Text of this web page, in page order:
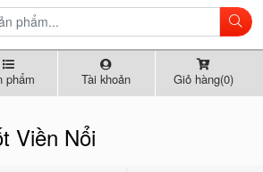
phẩm Tài khoản Giỏ hàng(0)
Viền Nổi